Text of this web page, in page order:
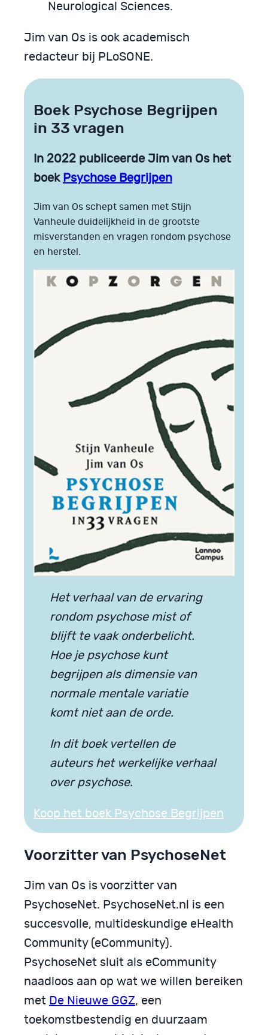
Neurological Sciences.
Jim van Os is ook academisch
redacteur bij PLoSONE.
Boek Psychose Begrijpen
in 33 vragen
In 2022 publiceerde Jim van Os het
boek Psychose Begrijpen
Jim van Os schept samen met Stijn
Vanheule duidelijkheid in de grootste
misverstanden en vragen rondom psychose
en herstel.
Het verhaal van de ervaring
rondom psychose mist of
blijft te vaak onderbelicht.
Hoe je psychose kunt
begrijpen als dimensie van
normale mentale variatie
komt niet aan de orde.
In dit boek vertellen de
auteurs het werkelijke verhaal
over psychose.
Koop het boek Psychose Begrijpen
Voorzitter van PsychoseNet
Jim van Os is voorzitter van
PsychoseNet. PsychoseNet.nl is een
succesvolle, multideskundige eHealth
Community (eCommunity).
PsychoseNet sluit als eCommunity
naadloos aan op wat we willen bereiken
met De Nieuwe GGZ, een
toekomstbestendig en duurzaam